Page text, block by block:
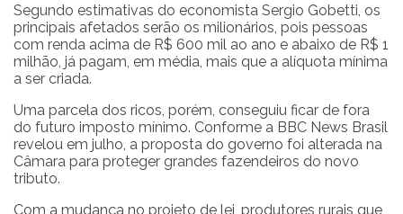
Segundo estimativas do economista Sergio Gobetti, os
principais afetados serão os milionários, pois pessoas
com renda acima de R$ 600 mil ao ano e abaixo de R$ 1
milhão, já pagam, em média, mais que a alíquota mínima
a ser criada.
Uma parcela dos ricos, porém, conseguiu ficar de fora
do futuro imposto mínimo. Conforme a BBC News Brasil
revelou em julho, a proposta do governo foi alterada na
Câmara para proteger grandes fazendeiros do novo
tributo.
Com a mudança no projeto de lei, produtores rurais que